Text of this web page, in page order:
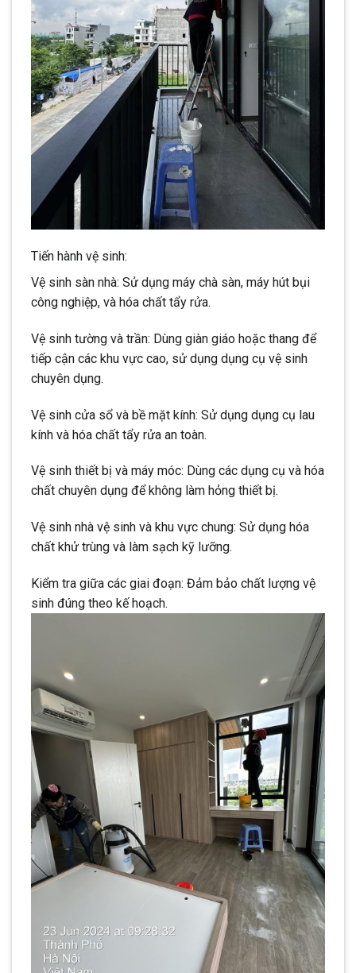
Tiến hành vệ sinh:
Vệ sinh sàn nhà: Sử dụng máy chà sàn, máy hút bụi
công nghiệp, và hóa chất tẩy rửa.
Vệ sinh tường và trần: Dùng giàn giáo hoặc thang để
tiếp cận các khu vực cao, sử dụng dụng cụ vệ sinh
chuyên dụng.
Vệ sinh cửa sổ và bề mặt kính: Sử dụng dụng cụ lau
kính và hóa chất tẩy rửa an toàn.
Vệ sinh thiết bị và máy móc: Dùng các dụng cụ và hóa
chất chuyên dụng để không làm hỏng thiết bị.
Vệ sinh nhà vệ sinh và khu vực chung: Sử dụng hóa
chất khử trùng và làm sạch kỹ lưỡng.
Kiểm tra giữa các giai đoạn: Đảm bảo chất lượng vệ
sinh đúng theo kế hoạch.